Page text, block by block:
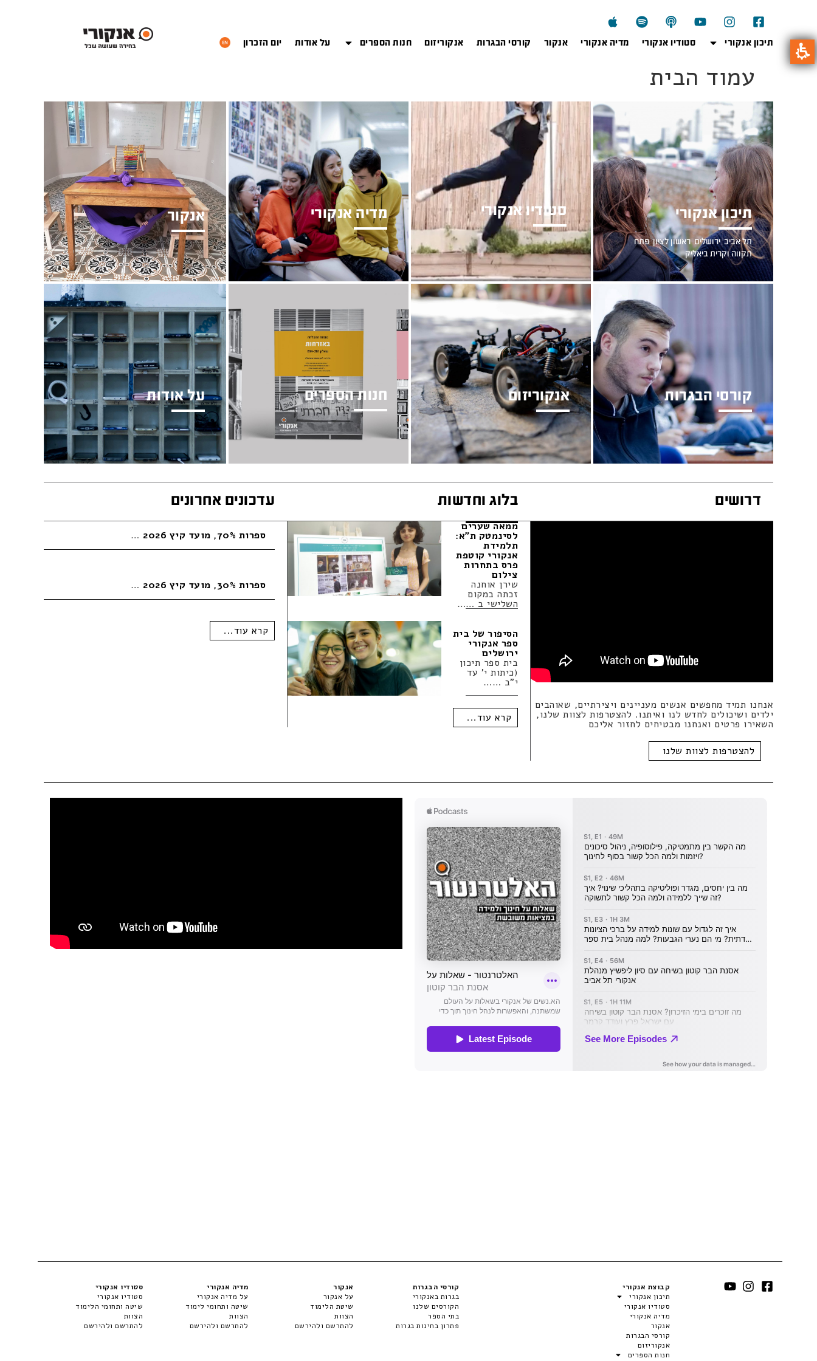
תיכון אנקורי סטודיו אנקורי מדיה אנקורי אנקור קורסי הבגרות אנקוריזום חנות הספרים על אודות יום הזכרון
עמוד הבית
תיכון אנקורי
תל אביב,ירושלים,ראשון לציון,פתח
תקווהוקרית ביאליק
סטודיו אנקורי
חטיבת ביניים ותיכון לחשיבה
יצירתית ויזמות
מדיה אנקורי
חטיבת ביניים ותיכון לחשיבה
ביקורתית וחברתית
אנקור
גן ויסודי סקרן ויצירתי
קורסי הבגרות
קורסים בכל רחבי הארץ
אנקוריזום
גראז' ללמידה מחוברת
חנות הספרים
הספרים שלנו למכירה - מתעדכנים
OnGoing
על אודות
עלינו, היסטוריה, ערכים, תפיסות..
דרושים
אנחנו תמיד מחפשים אנשים מעניינים ויצירתיים, שאוהבים
ילדים ושיכולים לחדש לנו ואיתנו. להצטרפות לצוות שלנו,
השאירו פרטים ואנחנו מבטיחים לחזור אליכם
להצטרפות לצוות שלנו
בלוג וחדשות
ממאה שערים
לסינמטק ת"א:
תלמידת
אנקורי קוטפת
פרס בתחרות
צילום
שירן אוחנה
זכתה במקום
השלישי ב ……
הסיפור של בית
ספר אנקורי
ירושלים
בית ספר תיכון
(כיתות י' עד
י"ב ……
קרא עוד...
עדכונים אחרונים
ספרות 70%, מועד קיץ 2026 …
ספרות 30%, מועד קיץ 2026 …
קרא עוד...
קבוצת אנקורי
תיכון אנקורי
סטודיו אנקורי
מדיה אנקורי
אנקור
קורסי הבגרות
אנקוריזום
חנות הספרים
קורסי הבגרות
בגרות באנקורי
הקורסים שלנו
בתי הספר
פתרון בחינות בגרות
אנקור
על אנקור
שיטת הלימוד
הצוות
להתרשם ולהירשם
מדיה אנקורי
על מדיה אנקורי
שיטה ותחומי לימוד
הצוות
להתרשם ולהירשם
סטודיו אנקורי
סטודיו אנקורי
שיטה ותחומי הלימוד
הצוות
להתרשם ולהירשם